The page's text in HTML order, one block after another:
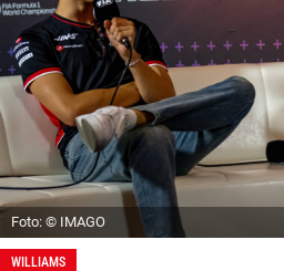
Foto: © IMAGO
WILLIAMS